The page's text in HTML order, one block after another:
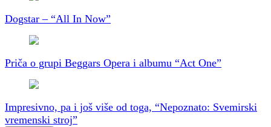
Dogstar – “All In Now”
Priča o grupi Beggars Opera i albumu “Act One”
Impresivno, pa i još više od toga, “Nepoznato: Svemirski
vremenski stroj”